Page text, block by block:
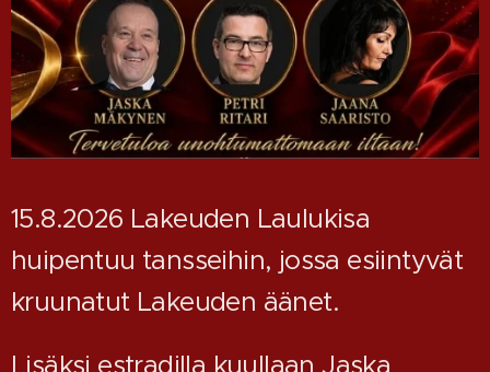
15.8.2026 Lakeuden Laulukisa
huipentuu tansseihin, jossa esiintyvät
kruunatut Lakeuden äänet.